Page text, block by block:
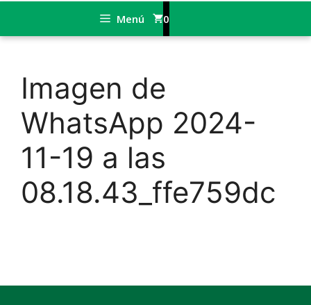
Menú 0
Imagen de
WhatsApp 2024-
11-19 a las
08.18.43_ffe759dc